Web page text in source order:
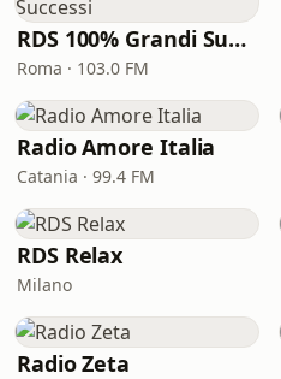
RDS 100% Grandi Successi
Roma · 103.0 FM
Radio Amore Italia
Catania · 99.4 FM
RDS Relax
Milano
Radio Zeta